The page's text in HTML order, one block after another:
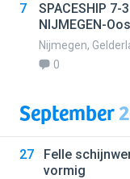
7
SPACESHIP
NIJMEGEN-
Nijmegen,
0
September
27
Felle
vormig